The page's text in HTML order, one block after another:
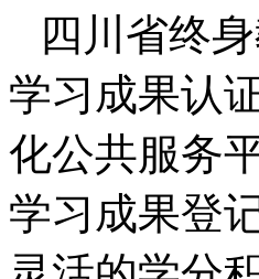
四川省终
学习成果认
化公共服务
学习成果登